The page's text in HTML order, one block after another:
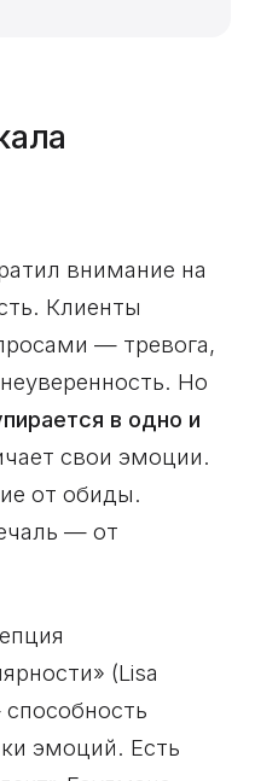
внимание на
Клиенты
— тревога,
Но
в одно и
свои эмоции.
от обиды.
— от
(Lisa
эмоций. Есть